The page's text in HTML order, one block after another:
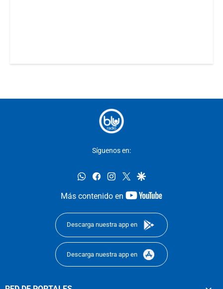
Síguenos en:
whatsappfacebookinstagram
twittergoogle
Más contenido en
youtube-
Descarga nuestra app en
Descarga nuestra app en